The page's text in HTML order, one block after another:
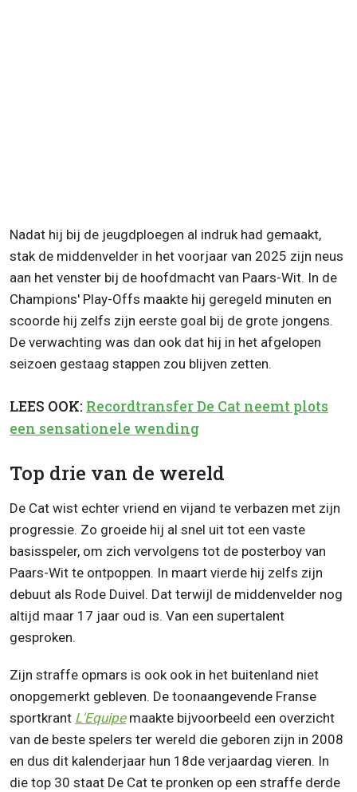
Nadat hij bij de jeugdploegen al indruk had gemaakt,
stak de middenvelder in het voorjaar van 2025 zijn neus
aan het venster bij de hoofdmacht van Paars-Wit. In de
Champions' Play-Offs maakte hij geregeld minuten en
scoorde hij zelfs zijn eerste goal bij de grote jongens.
De verwachting was dan ook dat hij in het afgelopen
seizoen gestaag stappen zou blijven zetten.
LEES OOK: Recordtransfer De Cat neemt plots
een sensationele wending
Top drie van de wereld
De Cat wist echter vriend en vijand te verbazen met zijn
progressie. Zo groeide hij al snel uit tot een vaste
basisspeler, om zich vervolgens tot de posterboy van
Paars-Wit te ontpoppen. In maart vierde hij zelfs zijn
debuut als Rode Duivel. Dat terwijl de middenvelder nog
altijd maar 17 jaar oud is. Van een supertalent
gesproken.
Zijn straffe opmars is ook ook in het buitenland niet
onopgemerkt gebleven. De toonaangevende Franse
sportkrant L'Equipemaakte bijvoorbeeld een overzicht
van de beste spelers ter wereld die geboren zijn in 2008
en dus dit kalenderjaar hun 18de verjaardag vieren. In
die top 30 staat De Cat te pronken op een straffe derde